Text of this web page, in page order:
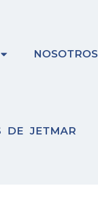
NOSOTROS
DE JETMAR